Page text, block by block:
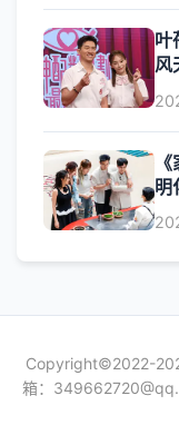
叶
风
明
Copyright©2022-
箱：